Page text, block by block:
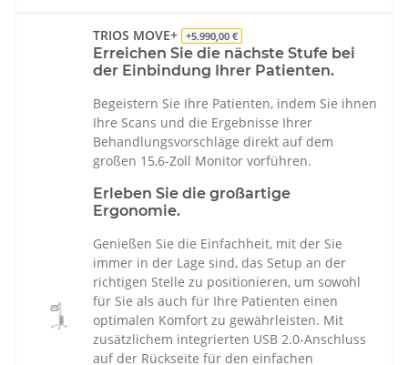
TRIOS MOVE+ +5.990,00 €
Erreichen Sie die nächste Stufe bei
der Einbindung Ihrer Patienten.
Begeistern Sie Ihre Patienten, indem Sie ihnen
Ihre Scans und die Ergebnisse Ihrer
Behandlungsvorschläge direkt auf dem
großen 15,6-Zoll Monitor vorführen.
Erleben Sie die großartige
Ergonomie.
Genießen Sie die Einfachheit, mit der Sie
immer in der Lage sind, das Setup an der
richtigen Stelle zu positionieren, um sowohl
für Sie als auch für Ihre Patienten einen
optimalen Komfort zu gewährleisten. Mit
zusätzlichem integrierten USB 2.0-Anschluss
auf der Rückseite für den einfachen